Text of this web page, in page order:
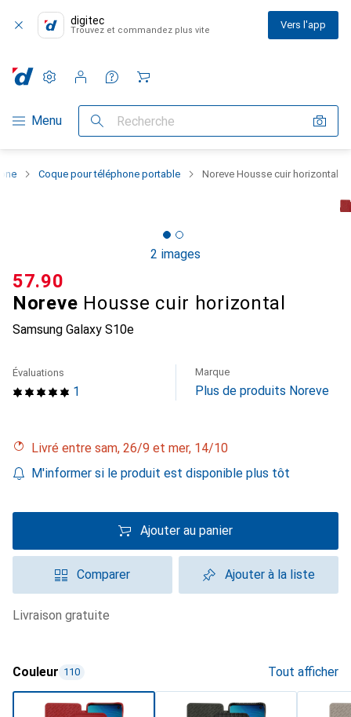
digitec
Trouvez et commandez plus vite Vers l'app
Navigation par catégorie
Menu Recherche
Paramètres
Compte client
Listes de comparaison
Listes d'envies
Panier
Coque pour téléphone portable Noreve Housse cuir horizontal
2 images
Noreve Housse cuir horizontal
Samsung Galaxy S10e
CHF
57.90
1
Évaluations Marque
Plus de produits Noreve
Livré entre sam, 26/9 et mer, 14/10
M'informer si le produit est disponible plus tôt
Ajouter au panier
Comparer Ajouter à la liste
livraison gratuite
Couleur 110 Tout afficher